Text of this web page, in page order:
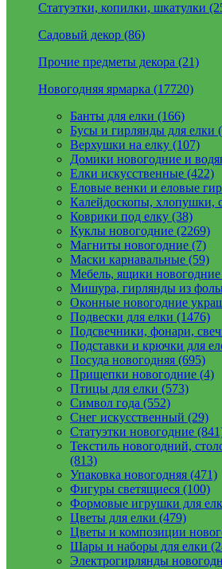
Статуэтки, копилки, шкатулки
Садовый декор (86)
Прочие предметы декора (21)
Новогодняя ярмарка (17720)
Банты для елки (166)
Бусы и гирлянды для елки
Верхушки на елку (107)
Домики новогодние и
Елки искусственные (422)
Еловые венки и еловые
Калейдоскопы, хлопушки,
Коврики под елку (38)
Куклы новогодние (2269)
Магниты новогодние (7)
Маски карнавальные (59)
Мебель, ящики
Мишура, гирлянды из
Оконные новогодние
Подвески для елки (1476)
Подсвечники, фонари,
Подставки и крючки для
Посуда новогодняя (695)
Прищепки новогодние (4)
Птицы для елки (573)
Символ года (552)
Снег искусственный (29)
Статуэтки новогодние
Текстиль новогодний,
(813)
Упаковка новогодняя (471)
Фигуры светящиеся (100)
Формовые игрушки для
Цветы для елки (479)
Цветы и композиции
Шары и наборы для елки
Электрогирлянды